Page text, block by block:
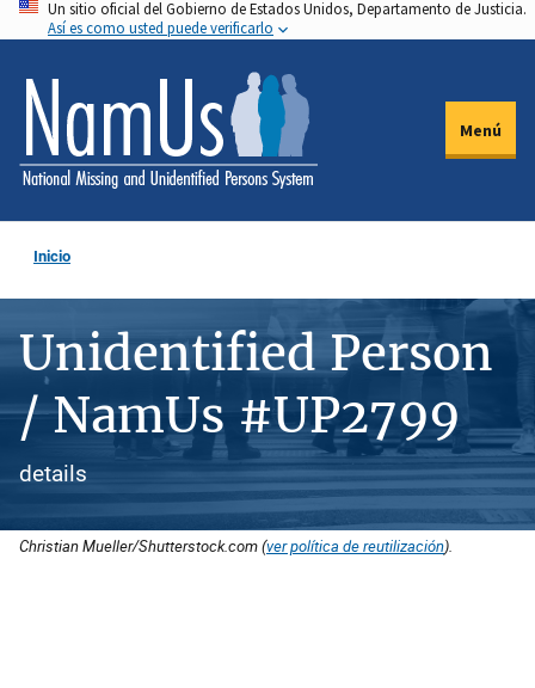
Pasar
al
contenido
principal
Un sitio oficial del Gobierno de Estados Unidos, Departamento de Justicia.
Así es como usted puede verificarlo
Menú
Inicio
Unidentified Person
/ NamUs #UP2799
details
Christian Mueller/Shutterstock.com (ver política de reutilización).